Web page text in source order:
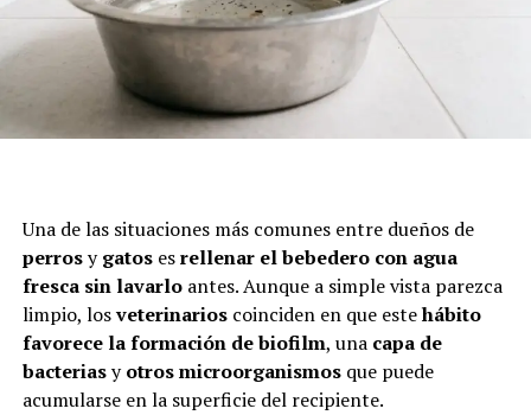
Una de las situaciones más comunes entre dueños de
perrosygatosesrellenar el bebedero con agua
fresca sin lavarloantes. Aunque a simple vista parezca
limpio, losveterinarioscoinciden en que estehábito
favorece la formación de biofilm, una capa de
bacteriasyotros microorganismosque puede
acumularse en la superficie del recipiente.